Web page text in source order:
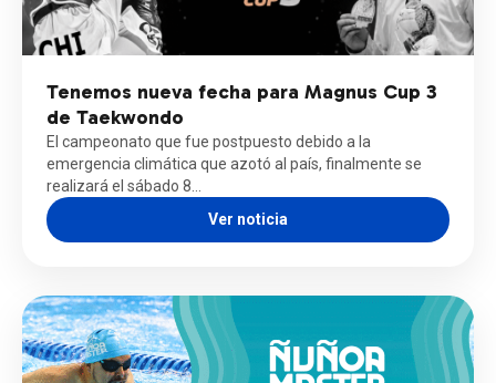
Tenemos nueva fecha para Magnus Cup 3
de Taekwondo
El campeonato que fue postpuesto debido a la
emergencia climática que azotó al país, finalmente se
realizará el sábado 8…
Ver noticia